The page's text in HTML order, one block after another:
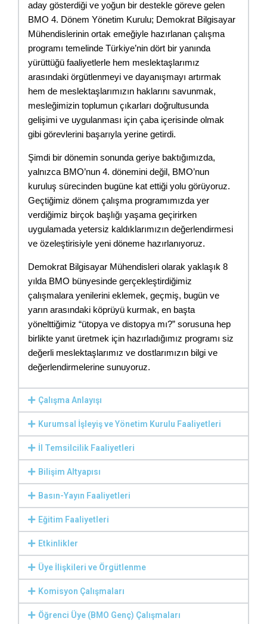
aday gösterdiği ve yoğun bir destekle göreve gelen
BMO 4. Dönem Yönetim Kurulu; Demokrat Bilgisayar
Mühendislerinin ortak emeğiyle hazırlanan çalışma
programı temelinde Türkiye’nin dört bir yanında
yürüttüğü faaliyetlerle hem meslektaşlarımız
arasındaki örgütlenmeyi ve dayanışmayı artırmak
hem de meslektaşlarımızın haklarını savunmak,
mesleğimizin toplumun çıkarları doğrultusunda
gelişimi ve uygulanması için çaba içerisinde olmak
gibi görevlerini başarıyla yerine getirdi.
Şimdi bir dönemin sonunda geriye baktığımızda,
yalnızca BMO’nun 4. dönemini değil, BMO’nun
kuruluş sürecinden bugüne kat ettiği yolu görüyoruz.
Geçtiğimiz dönem çalışma programımızda yer
verdiğimiz birçok başlığı yaşama geçirirken
uygulamada yetersiz kaldıklarımızın değerlendirmesi
ve özeleştirisiyle yeni döneme hazırlanıyoruz.
Demokrat Bilgisayar Mühendisleri olarak yaklaşık 8
yılda BMO bünyesinde gerçekleştirdiğimiz
çalışmalara yenilerini eklemek, geçmiş, bugün ve
yarın arasındaki köprüyü kurmak, en başta
yönelttiğimiz “ütopya ve distopya mı?” sorusuna hep
birlikte yanıt üretmek için hazırladığımız programı siz
değerli meslektaşlarımız ve dostlarımızın bilgi ve
değerlendirmelerine sunuyoruz.
Çalışma Anlayışı
Kurumsal İşleyiş ve Yönetim Kurulu Faaliyetleri
İl Temsilcilik Faaliyetleri
Bilişim Altyapısı
Basın-Yayın Faaliyetleri
Eğitim Faaliyetleri
Etkinlikler
Üye İlişkileri ve Örgütlenme
Komisyon Çalışmaları
Öğrenci Üye (BMO Genç) Çalışmaları